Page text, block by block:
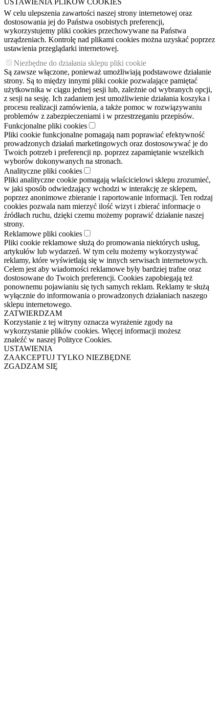
USTAWIENIA PLIKÓW COOKIES
W celu ulepszenia zawartości naszej strony internetowej oraz
dostosowania jej do Państwa osobistych preferencji,
wykorzystujemy pliki cookies przechowywane na Państwa
urządzeniach. Kontrolę nad plikami cookies można uzyskać poprzez
ustawienia przeglądarki internetowej.
Niezbędne do działania sklepu pliki cookie
Są zawsze włączone, ponieważ umożliwiają podstawowe działanie
strony. Są to między innymi pliki cookie pozwalające pamiętać
użytkownika w ciągu jednej sesji lub, zależnie od wybranych opcji,
z sesji na sesję. Ich zadaniem jest umożliwienie działania koszyka i
procesu realizacji zamówienia, a także pomoc w rozwiązywaniu
problemów z zabezpieczeniami i w przestrzeganiu przepisów.
Funkcjonalne pliki cookies
Pliki cookie funkcjonalne pomagają nam poprawiać efektywność
prowadzonych działań marketingowych oraz dostosowywać je do
Twoich potrzeb i preferencji np. poprzez zapamiętanie wszelkich
wyborów dokonywanych na stronach.
Analityczne pliki cookies
Pliki analityczne cookie pomagają właścicielowi sklepu zrozumieć,
w jaki sposób odwiedzający wchodzi w interakcję ze sklepem,
poprzez anonimowe zbieranie i raportowanie informacji. Ten rodzaj
cookies pozwala nam mierzyć ilość wizyt i zbierać informacje o
źródłach ruchu, dzięki czemu możemy poprawić działanie naszej
strony.
Reklamowe pliki cookies
Pliki cookie reklamowe służą do promowania niektórych usług,
artykułów lub wydarzeń. W tym celu możemy wykorzystywać
reklamy, które wyświetlają się w innych serwisach internetowych.
Celem jest aby wiadomości reklamowe były bardziej trafne oraz
dostosowane do Twoich preferencji. Cookies zapobiegają też
ponownemu pojawianiu się tych samych reklam. Reklamy te służą
wyłącznie do informowania o prowadzonych działaniach naszego
sklepu internetowego.
ZATWIERDZAM
Korzystanie z tej witryny oznacza wyrażenie zgody na
wykorzystanie plików cookies. Więcej informacji możesz
znaleźć w naszej Polityce Cookies.
USTAWIENIA
ZAAKCEPTUJ TYLKO NIEZBĘDNE
ZGADZAM SIĘ